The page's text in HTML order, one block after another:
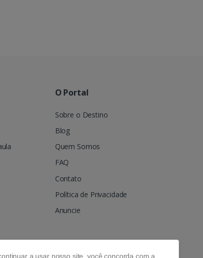
O Portal
Sobre o Destino
Blog
Quem Somos
FAQ
Contato
Política de Privacidade
Anuncie
a usar nosso site, você concorda com a